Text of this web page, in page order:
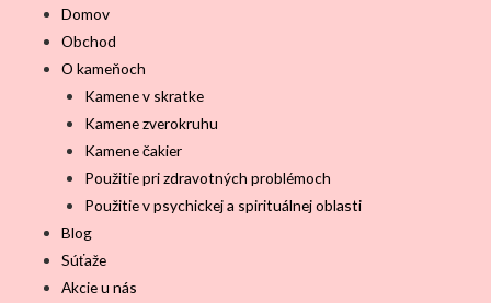
Domov
Obchod
O kameňoch
Kamene v skratke
Kamene zverokruhu
Kamene čakier
Použitie pri zdravotných problémoch
Použitie v psychickej a spirituálnej oblasti
Blog
Súťaže
Akcie u nás